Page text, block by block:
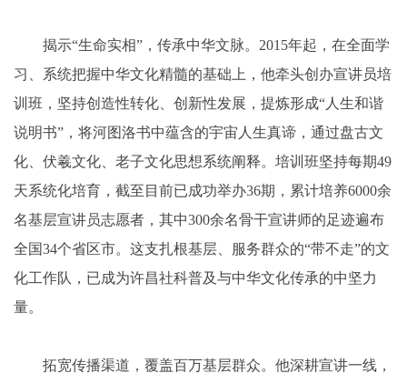
揭示“生命实相”，传承中华文脉。2015年起，在全面学
习、系统把握中华文化精髓的基础上，他牵头创办宣讲员培
训班，坚持创造性转化、创新性发展，提炼形成“人生和谐
说明书”，将河图洛书中蕴含的宇宙人生真谛，通过盘古文
化、伏羲文化、老子文化思想系统阐释。培训班坚持每期49
天系统化培育，截至目前已成功举办36期，累计培养6000余
名基层宣讲员志愿者，其中300余名骨干宣讲师的足迹遍布
全国34个省区市。这支扎根基层、服务群众的“带不走”的文
化工作队，已成为许昌社科普及与中华文化传承的中坚力
量。
拓宽传播渠道，覆盖百万基层群众。他深耕宣讲一线，